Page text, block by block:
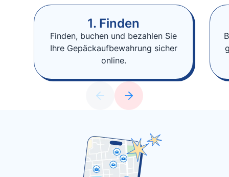
1. Finden
Finden, buchen und bezahlen Sie
Ihre Gepäckaufbewahrung sicher
online.